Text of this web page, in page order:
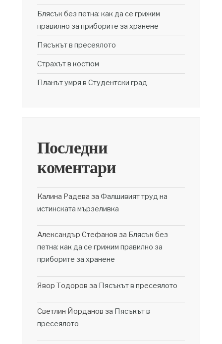
Блясък без петна: как да се грижим
правилно за приборите за хранене
Пясъкът в пресеялото
Страхът в костюм
Планът умря в Студентски град
Последни
коментари
Калина Радева за Фалшивият труд на
истинската мързеливка
Александър Стефанов за Блясък без
петна: как да се грижим правилно за
приборите за хранене
Явор Тодоров за Пясъкът в пресеялото
Светлин Йорданов за Пясъкът в
пресеялото